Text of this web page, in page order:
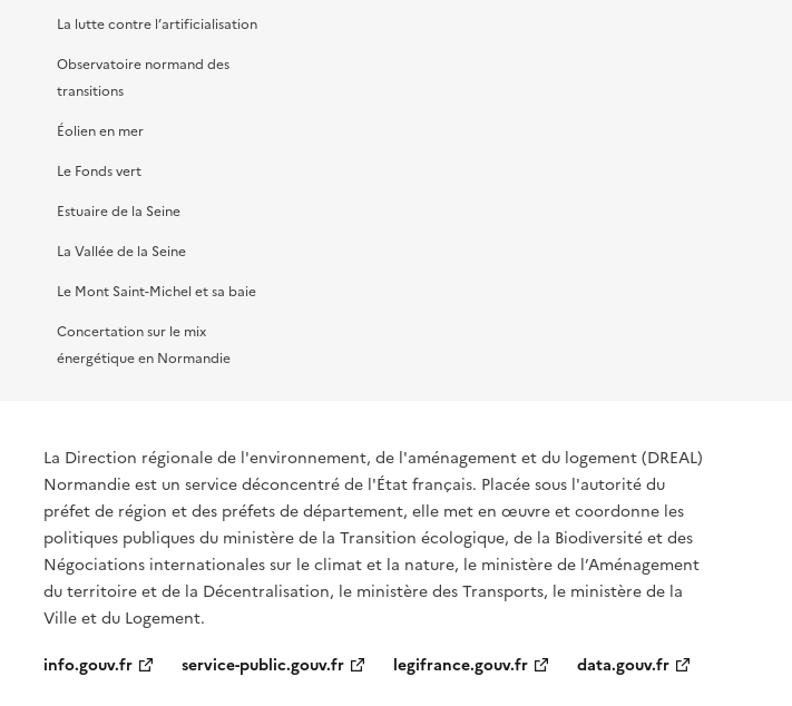
La lutte contre l’artificialisation
Observatoire normand des
transitions
Éolien en mer
Le Fonds vert
Estuaire de la Seine
La Vallée de la Seine
Le Mont Saint-Michel et sa baie
Concertation sur le mix
énergétique en Normandie
La Direction régionale de l'environnement, de l'aménagement et du logement (DREAL)
Normandie est un service déconcentré de l'État français. Placée sous l'autorité du
préfet de région et des préfets de département, elle met en œuvre et coordonne les
politiques publiques du ministère de la Transition écologique, de la Biodiversité et des
Négociations internationales sur le climat et la nature, le ministère de l’Aménagement
du territoire et de la Décentralisation, le ministère des Transports, le ministère de la
Ville et du Logement.
info.gouv.fr
service-public.gouv.fr legifrance.gouv.fr data.gouv.fr